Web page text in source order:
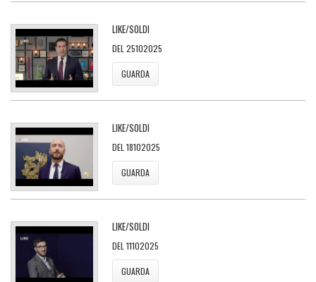
LIKE/SOLDI
DEL 25102025
GUARDA
LIKE/SOLDI
DEL 18102025
GUARDA
LIKE/SOLDI
DEL 11102025
GUARDA